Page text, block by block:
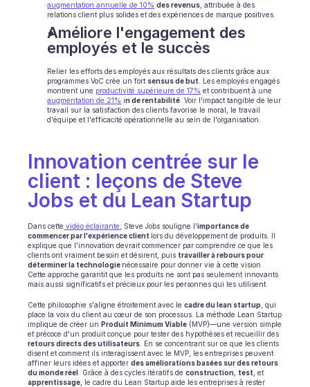
Logistique
Place de marché
Mobilité
Télécommunication
Voyage
Service publics
FONCTIONNALITÉS
Base de connaissances
Ticket Center
IA
Planification
Suivi qualité
Intégrations
Communication
Analytics
augmentation annuelle de 10% des revenus , attribuée à des
relations client plus solides et des expériences de marque positives.
Améliore l'engagement des
employés et le succès
Relier les efforts des employés aux résultats des clients grâce aux
programmes VoC crée un fort sensus de but
. Les employés engagés
montrent une productivité supérieure de 17%
augmentation de 21% in de rentabilité . Voir l'impact tangible de leur
travail sur la satisfaction des clients favorise le moral, le travail
d'équipe et l'efficacité opérationnelle au sein de l'organisation.
Innovation centrée sur le
client : leçons de Steve
Jobs et du Lean Startup
Dans cette vidéo éclairante , Steve Jobs souligne l'importance de
commencer par l'expérience client lors du développement de produits. Il
explique que l'innovation devrait commencer par comprendre ce que les
clients ont vraiment besoin et désirent, puis travailler à rebours pour
déterminer la technologie nécessaire pour donner vie à cette vision.
Cette approche garantit que les produits ne sont pas seulement innovants
mais aussi significatifs et précieux pour les personnes qui les utilisent.
Cette philosophie s'aligne étroitement avec le cadre du lean startup , qui
place la voix du client au cœur de son processus. La méthode Lean Startup
implique de créer un Produit Minimum Viable (MVP)—une version simple
retours directs des utilisateurs . En se concentrant sur ce que les clients
disent et comment ils interagissent avec le MVP, les entreprises peuvent
affiner leurs idées et apporter des améliorations basées sur des retours
du monde réel . Grâce à des cycles itératifs de construction test
apprentissage , le cadre du Lean Startup aide les entreprises à rester